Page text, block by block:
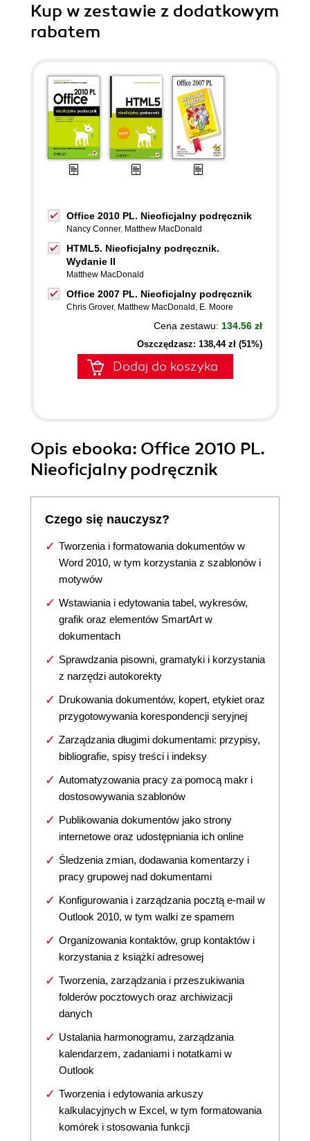
Kup w zestawie z dodatkowym
rabatem
Office 2010 PL. Nieoficjalny podręcznik
Nancy Conner, Matthew MacDonald
HTML5. Nieoficjalny podręcznik.
Wydanie II
Matthew MacDonald
Office 2007 PL. Nieoficjalny podręcznik
Chris Grover, Matthew MacDonald , E. Moore
Cena zestawu: 134.56 zł
Oszczędzasz: 138,44 zł (51%)
Dodaj do koszyka
Opis ebooka: Office 2010 PL.
Nieoficjalny podręcznik
Czego się nauczysz?
Tworzenia i formatowania dokumentów w
Word 2010, w tym korzystania z szablonów i
motywów
Wstawiania i edytowania tabel, wykresów,
grafik oraz elementów SmartArt w
dokumentach
Sprawdzania pisowni, gramatyki i korzystania
z narzędzi autokorekty
Drukowania dokumentów, kopert, etykiet oraz
przygotowywania korespondencji seryjnej
Zarządzania długimi dokumentami: przypisy,
bibliografie, spisy treści i indeksy
Automatyzowania pracy za pomocą makr i
dostosowywania szablonów
Publikowania dokumentów jako strony
internetowe oraz udostępniania ich online
Śledzenia zmian, dodawania komentarzy i
pracy grupowej nad dokumentami
Konfigurowania i zarządzania pocztą e-mail w
Outlook 2010, w tym walki ze spamem
Organizowania kontaktów, grup kontaktów i
korzystania z książki adresowej
Tworzenia, zarządzania i przeszukiwania
folderów pocztowych oraz archiwizacji
danych
Ustalania harmonogramu, zarządzania
kalendarzem, zadaniami i notatkami w
Outlook
Tworzenia i edytowania arkuszy
kalkulacyjnych w Excel, w tym formatowania
komórek i stosowania funkcji